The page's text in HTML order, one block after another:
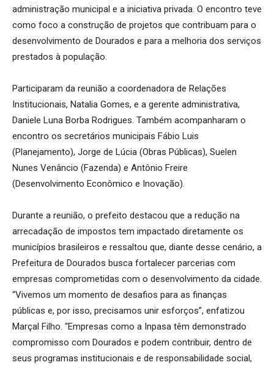
administração municipal e a iniciativa privada. O encontro teve
como foco a construção de projetos que contribuam para o
desenvolvimento de Dourados e para a melhoria dos serviços
prestados à população.
Participaram da reunião a coordenadora de Relações
Institucionais, Natalia Gomes, e a gerente administrativa,
Daniele Luna Borba Rodrigues. Também acompanharam o
encontro os secretários municipais Fábio Luis
(Planejamento), Jorge de Lúcia (Obras Públicas), Suelen
Nunes Venâncio (Fazenda) e Antônio Freire
(Desenvolvimento Econômico e Inovação).
Durante a reunião, o prefeito destacou que a redução na
arrecadação de impostos tem impactado diretamente os
municípios brasileiros e ressaltou que, diante desse cenário, a
Prefeitura de Dourados busca fortalecer parcerias com
empresas comprometidas com o desenvolvimento da cidade.
“Vivemos um momento de desafios para as finanças
públicas e, por isso, precisamos unir esforços”, enfatizou
Marçal Filho. “Empresas como a Inpasa têm demonstrado
compromisso com Dourados e podem contribuir, dentro de
seus programas institucionais e de responsabilidade social,